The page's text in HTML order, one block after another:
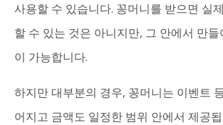
사용할 수 있습니다. 꽁머니를 받으면 실
할 수 있는 것은 아니지만, 그 안에서 만
이 가능합니다.
하지만 대부분의 경우, 꽁머니는 이벤트
어지고 금액도 일정한 범위 안에서 제공